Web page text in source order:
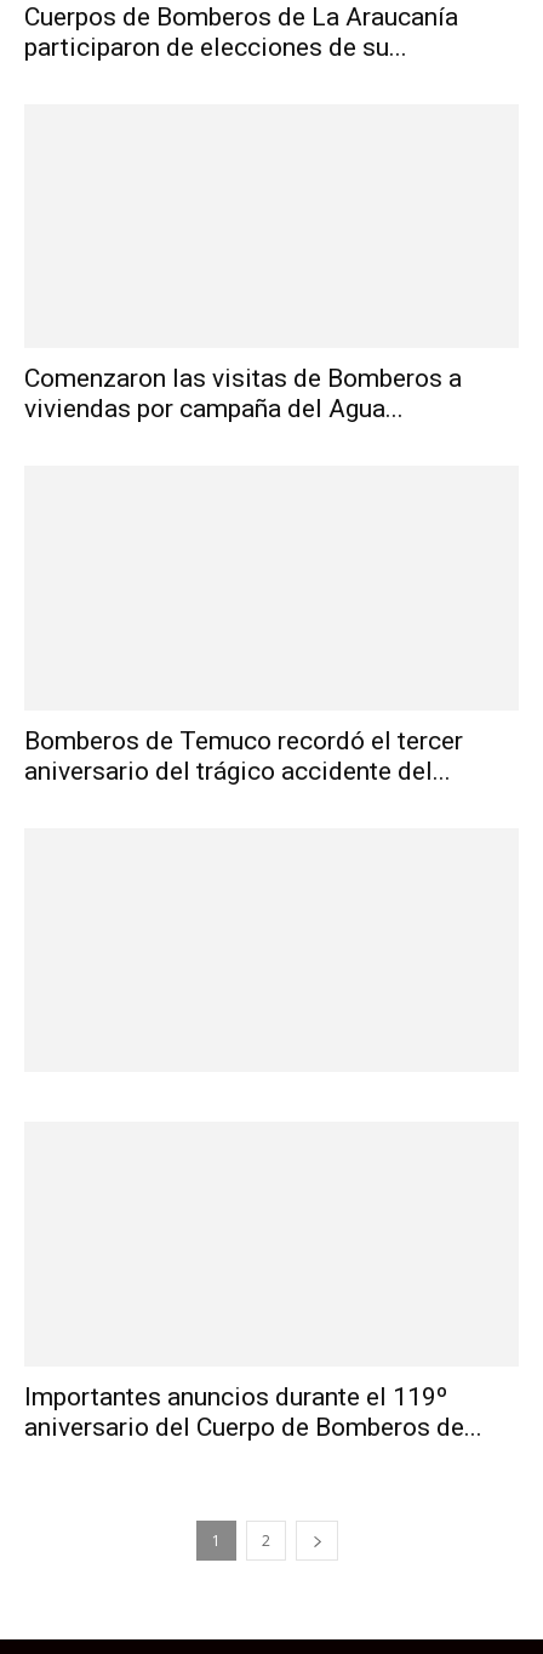
Cuerpos de Bomberos de La Araucanía
participaron de elecciones de su...
Comenzaron las visitas de Bomberos a
viviendas por campaña del Agua...
Bomberos de Temuco recordó el tercer
aniversario del trágico accidente del...
Importantes anuncios durante el 119º
aniversario del Cuerpo de Bomberos de...
1 2